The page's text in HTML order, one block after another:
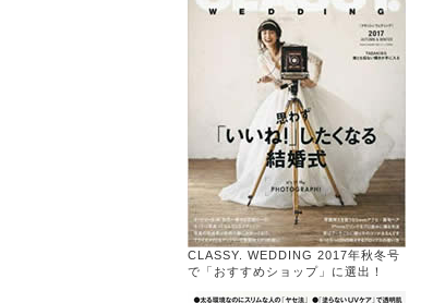
CLASSY. WEDDING 2017年秋冬号
で「おすすめショップ」に選出！